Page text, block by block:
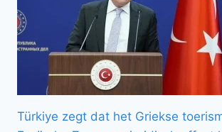
Türkiye zegt dat het Griekse